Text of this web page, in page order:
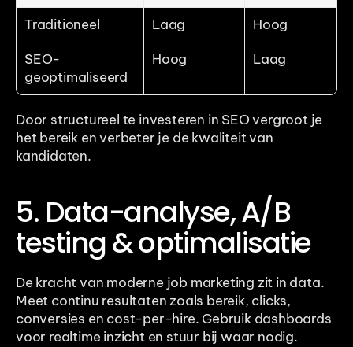
Traditioneel
Laag
Hoog
SEO-
geoptimaliseerd
Hoog Laag
Door structureel te investeren in SEO vergroot je
het bereik en verbeter je de kwaliteit van
kandidaten.
5. Data-analyse, A/B
testing & optimalisatie
De kracht van moderne job marketing zit in data.
Meet continu resultaten zoals bereik, clicks,
conversies en cost-per-hire. Gebruik dashboards
voor realtime inzicht en stuur bij waar nodig.